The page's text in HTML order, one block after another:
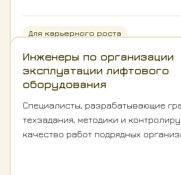
Для карьерного роста
Инженеры по организации
эксплуатации лифтового
оборудования
Специалисты, разрабатывающие
техзадания, методики и
качество работ подрядных